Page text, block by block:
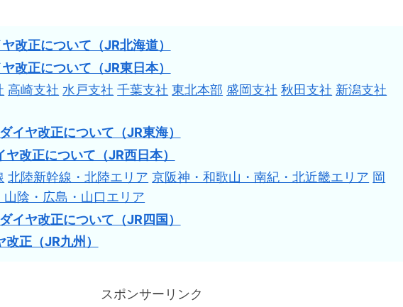
改正について（JR北海道）
改正について（JR東日本）
高崎支社 水戸支社 千葉支社 東北本部 盛岡支社 秋田支社 新潟支社
イヤ改正について（JR東海）
改正について（JR西日本）
北陸新幹線・北陸エリア 京阪神・和歌山・南紀・北近畿エリア 岡
山陰・広島・山口エリア
イヤ改正について（JR四国）
正（JR九州）
スポンサーリンク